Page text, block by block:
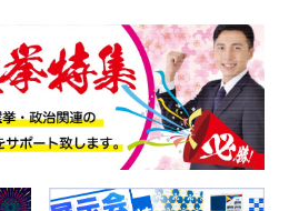
パーツ・付属品 専門店
よくある質問
会社概要
特定商取引法に基づく表記